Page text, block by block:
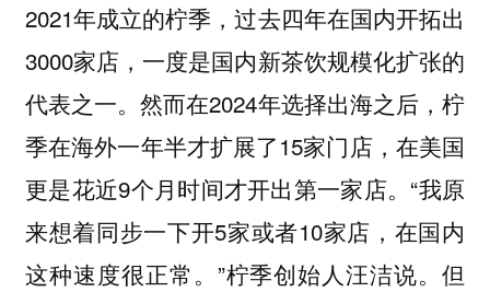
2021年成立的柠季，过去四年在国内开拓出
3000家店，一度是国内新茶饮规模化扩张的
代表之一。然而在2024年选择出海之后，柠
季在海外一年半才扩展了15家门店，在美国
更是花近9个月时间才开出第一家店。“我原
来想着同步一下开5家或者10家店，在国内
这种速度很正常。”柠季创始人汪洁说。但